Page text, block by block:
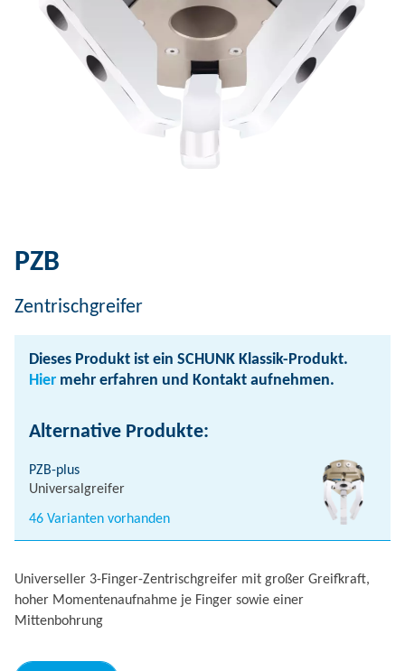
PZB
Zentrischgreifer
Dieses Produkt ist ein SCHUNK Klassik-Produkt.
Hier mehr erfahren und Kontakt aufnehmen.
Alternative Produkte:
PZB-plus
Universalgreifer
46 Varianten vorhanden
Universeller 3-Finger-Zentrischgreifer mit großer Greifkraft,
hoher Momentenaufnahme je Finger sowie einer
Mittenbohrung